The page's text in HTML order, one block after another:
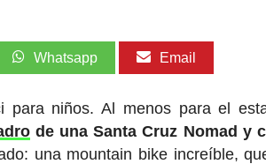
Whatsapp Email
niños. Al menos para el
de una Santa Cruz Nomad y
una mountain bike increíble,